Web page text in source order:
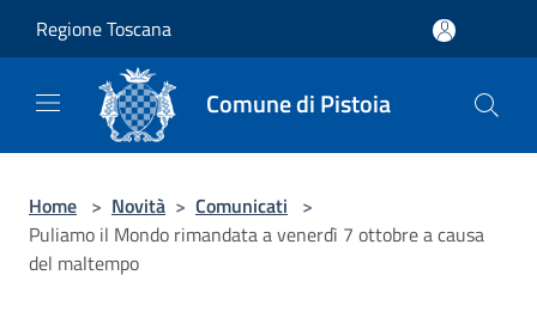
Regione Toscana
Comune di Pistoia
Home > Novità > Comunicati >
Puliamo il Mondo rimandata a venerdì 7 ottobre a causa
del maltempo